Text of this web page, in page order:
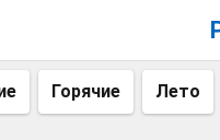
Горячие Лето